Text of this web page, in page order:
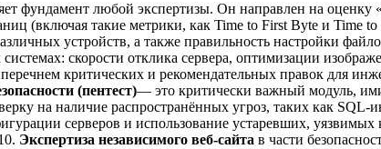
фундамент любой экспертизы. Он направлен на
(включая такие метрики, как Time to First Byte и
устройств, а также правильность настройки
скорости отклика сервера, оптимизации
перечнем критических и рекомендательных правок для
(пентест)— это критически важный модуль,
на наличие распространённых угроз, таких как
серверов и использование устаревших,
Экспертиза независимого веб-сайта в части